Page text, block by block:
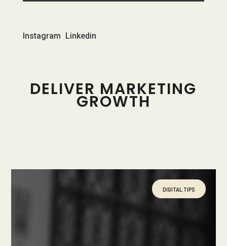
Instagram Linkedin
DELIVER MARKETING
GROWTH
DIGITAL TIPS